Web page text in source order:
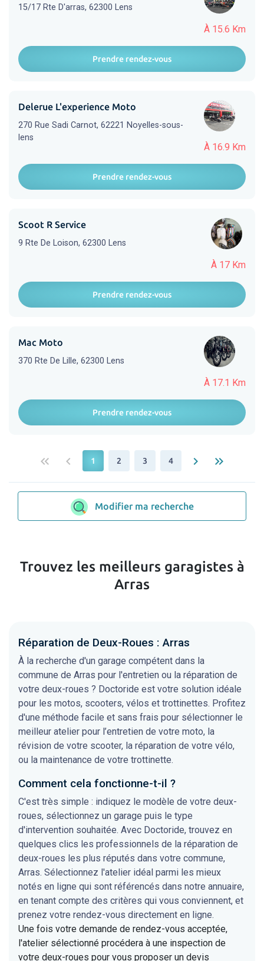
À 15.6 Km
15/17 Rte D'arras, 62300 Lens
Prendre rendez-vous
À 16.9 Km
Delerue L'experience Moto
270 Rue Sadi Carnot, 62221 Noyelles-sous-
lens
Prendre rendez-vous
À 17 Km
Scoot R Service
9 Rte De Loison, 62300 Lens
Prendre rendez-vous
À 17.1 Km
Mac Moto
370 Rte De Lille, 62300 Lens
Prendre rendez-vous
keyboard_double_arrow_left keyboard_arrow_left 1 2 3 4 keyboard_arrow_right keyboard_double_arrow_right
Modifier ma recherche
Trouvez les meilleurs garagistes à
Arras
Réparation de Deux-Roues : Arras
À la recherche d'un garage compétent dans la
commune de Arras pour l'entretien ou la réparation de
votre deux-roues ? Doctoride est votre solution idéale
pour les motos, scooters, vélos et trottinettes. Profitez
d'une méthode facile et sans frais pour sélectionner le
meilleur atelier pour l’entretien de votre moto, la
révision de votre scooter, la réparation de votre vélo,
ou la maintenance de votre trottinette.
Comment cela fonctionne-t-il ?
C'est très simple : indiquez le modèle de votre deux-
roues, sélectionnez un garage puis le type
d'intervention souhaitée. Avec Doctoride, trouvez en
quelques clics les professionnels de la réparation de
deux-roues les plus réputés dans votre commune,
Arras. Sélectionnez l'atelier idéal parmi les mieux
notés en ligne qui sont référencés dans notre annuaire,
en tenant compte des critères qui vous conviennent, et
prenez votre rendez-vous directement en ligne.
Une fois votre demande de rendez-vous acceptée,
l'atelier sélectionné procédera à une inspection de
votre deux-roues pour vous proposer un devis